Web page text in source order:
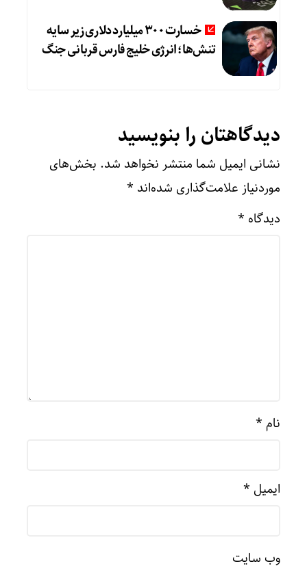
خسارت ۳۰۰ میلیارد دلاری زیر سایه
تنش‌ها؛ انرژی خلیج فارس قربانی جنگ
دیدگاهتان را بنویسید
نشانی ایمیل شما منتشر نخواهد شد. بخش‌های
موردنیاز علامت‌گذاری شده‌اند *
دیدگاه *
نام *
ایمیل *
وب‌ سایت